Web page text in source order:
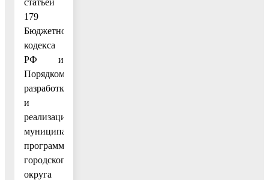
179
Бюджетного
кодекса
РФ и
Порядком
разработки
и
реализации
муниципальных
программ
городского
округа